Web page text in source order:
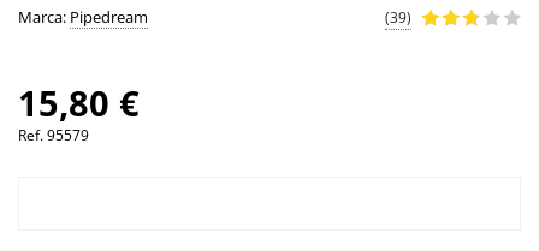
Marca: Pipedream (39)
15,80 €
Ref.95579